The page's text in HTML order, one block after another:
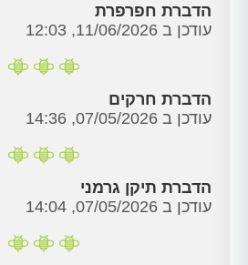
הדברת חפרפרת
עודכן ב 11/06/2026, 12:03
הדברת חרקים
עודכן ב 07/05/2026, 14:36
הדברת תיקן גרמני
עודכן ב 07/05/2026, 14:04